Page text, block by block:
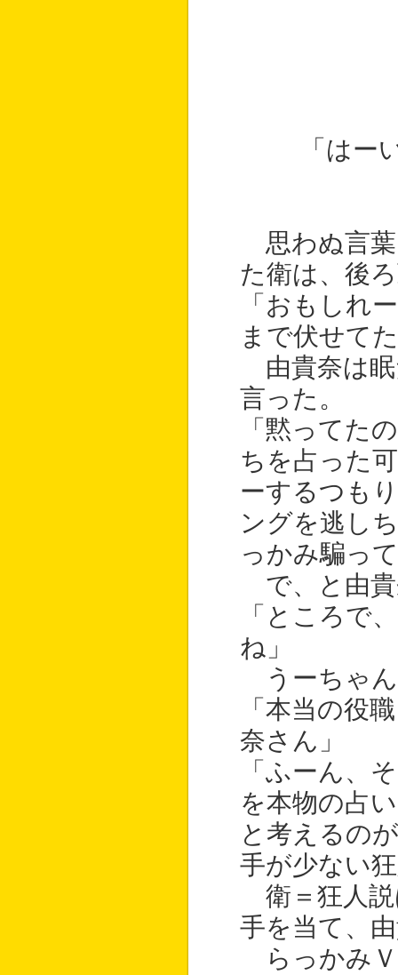
「はー
思わぬ言葉
た衛は、後
「おもしれ
まで伏せて
由貴奈は眠
言った。
「黙ってた
ちを占った
ーするつも
ングを逃し
っかみ騙っ
で、と由貴
「ところで
ね」
うーちゃん
「本当の役
奈さん」
「ふーん、
を本物の占
と考えるの
手が少ない
衛＝狂人説
手を当て、
らっかみ